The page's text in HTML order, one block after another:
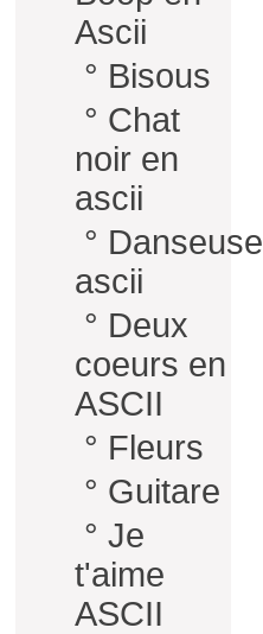
Ascii
° Bisous
° Chat
noir en
ascii
° Danseuse
ascii
° Deux
coeurs en
ASCII
° Fleurs
° Guitare
° Je
t'aime
ASCII